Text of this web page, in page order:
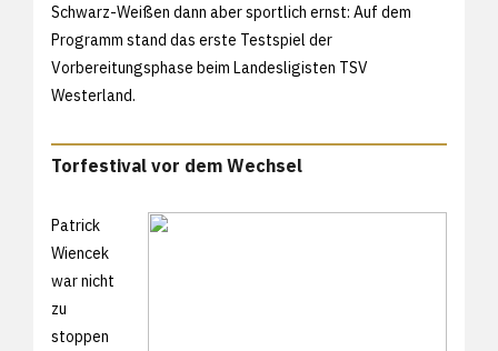
Schwarz-Weißen dann aber sportlich ernst: Auf dem
Programm stand das erste Testspiel der
Vorbereitungsphase beim Landesligisten TSV
Westerland.
Torfestival vor dem Wechsel
Patrick
Wiencek
war nicht
zu
stoppen